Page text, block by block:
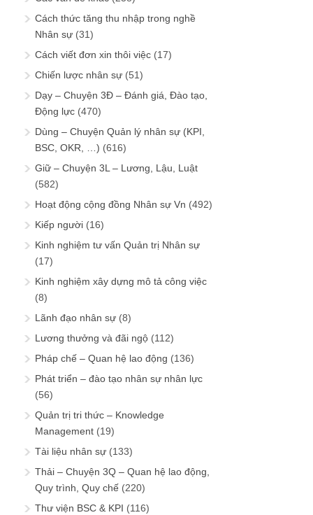
Cách thức tăng thu nhập trong nghề
Nhân sự (31)
Cách viết đơn xin thôi việc (17)
Chiến lược nhân sự (51)
Dạy – Chuyện 3Đ – Đánh giá, Đào tạo,
Động lực (470)
Dùng – Chuyện Quản lý nhân sự (KPI,
BSC, OKR, …) (616)
Giữ – Chuyện 3L – Lương, Lậu, Luật
(582)
Hoạt động cộng đồng Nhân sự Vn (492)
Kiếp người (16)
Kinh nghiệm tư vấn Quản trị Nhân sự
(17)
Kinh nghiệm xây dựng mô tả công việc
(8)
Lãnh đạo nhân sự (8)
Lương thưởng và đãi ngộ (112)
Pháp chế – Quan hệ lao động (136)
Phát triển – đào tạo nhân sự nhân lực
(56)
Quản trị tri thức – Knowledge
Management (19)
Tài liệu nhân sự (133)
Thải – Chuyện 3Q – Quan hệ lao động,
Quy trình, Quy chế (220)
Thư viện BSC & KPI (116)